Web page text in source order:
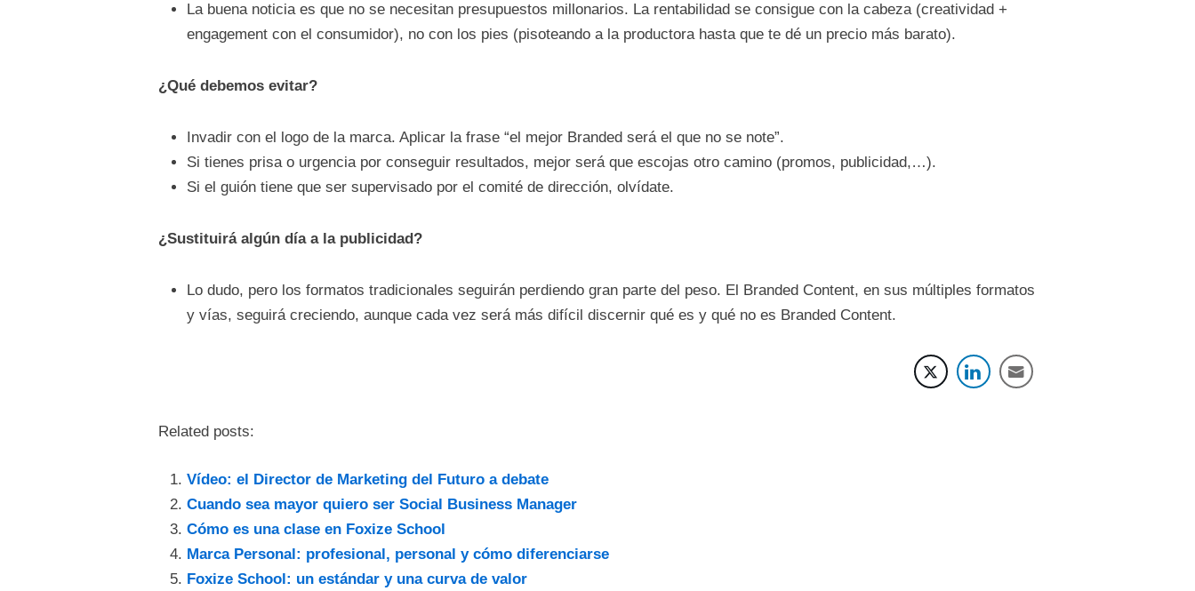
La buena noticia es que no se necesitan presupuestos millonarios. La rentabilidad se consigue con la cabeza (creatividad +
engagement con el consumidor), no con los pies (pisoteando a la productora hasta que te dé un precio más barato).
¿Qué debemos evitar?
Invadir con el logo de la marca. Aplicar la frase “el mejor Branded será el que no se note”.
Si tienes prisa o urgencia por conseguir resultados, mejor será que escojas otro camino (promos, publicidad,…).
Si el guión tiene que ser supervisado por el comité de dirección, olvídate.
¿Sustituirá algún día a la publicidad?
Lo dudo, pero los formatos tradicionales seguirán perdiendo gran parte del peso. El Branded Content, en sus múltiples formatos
y vías, seguirá creciendo, aunque cada vez será más difícil discernir qué es y qué no es Branded Content.
Related posts:
Vídeo: el Director de Marketing del Futuro a debate
Cuando sea mayor quiero ser Social Business Manager
Cómo es una clase en Foxize School
Marca Personal: profesional, personal y cómo diferenciarse
Foxize School: un estándar y una curva de valor